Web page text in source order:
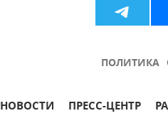
ПОЛИТИКА
НОВОСТИ ПРЕСС-ЦЕНТР